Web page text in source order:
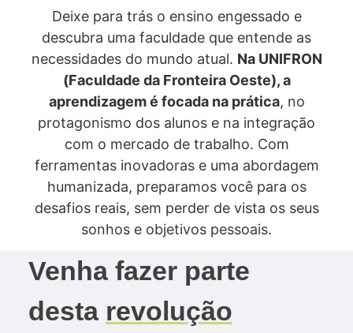
Deixe para trás o ensino engessado e
descubra uma faculdade que entende as
necessidades do mundo atual. Na UNIFRON
(Faculdade da Fronteira Oeste), a
aprendizagem é focada na prática, no
protagonismo dos alunos e na integração
com o mercado de trabalho. Com
ferramentas inovadoras e uma abordagem
humanizada, preparamos você para os
desafios reais, sem perder de vista os seus
sonhos e objetivos pessoais.
Venha fazer parte
desta revolução